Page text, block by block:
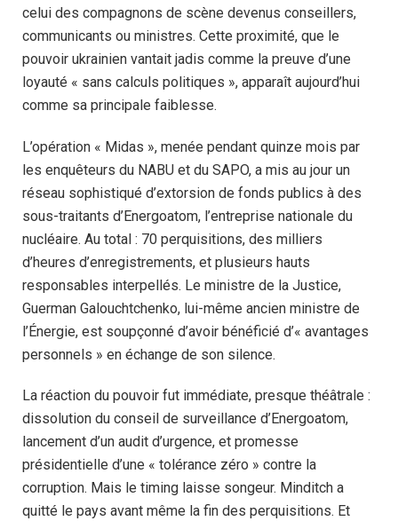
celui des compagnons de scène devenus conseillers,
communicants ou ministres. Cette proximité, que le
pouvoir ukrainien vantait jadis comme la preuve d’une
loyauté « sans calculs politiques », apparaît aujourd’hui
comme sa principale faiblesse.
L’opération « Midas », menée pendant quinze mois par
les enquêteurs du NABU et du SAPO, a mis au jour un
réseau sophistiqué d’extorsion de fonds publics à des
sous-traitants d’Energoatom, l’entreprise nationale du
nucléaire. Au total : 70 perquisitions, des milliers
d’heures d’enregistrements, et plusieurs hauts
responsables interpellés. Le ministre de la Justice,
Guerman Galouchtchenko, lui-même ancien ministre de
l’Énergie, est soupçonné d’avoir bénéficié d’« avantages
personnels » en échange de son silence.
La réaction du pouvoir fut immédiate, presque théâtrale :
dissolution du conseil de surveillance d’Energoatom,
lancement d’un audit d’urgence, et promesse
présidentielle d’une « tolérance zéro » contre la
corruption. Mais le timing laisse songeur. Minditch a
quitté le pays avant même la fin des perquisitions. Et